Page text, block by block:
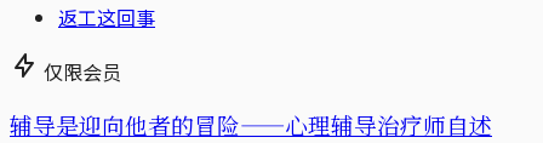
返工这回事
仅限会员
辅导是迎向他者的冒险——心理辅导治疗师自述